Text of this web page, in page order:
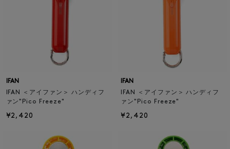
IFAN
IFAN ＜アイファン＞ ハンディフ
ァン"Pico Freeze"
¥2,420
IFAN
IFAN ＜アイファン＞ ハンディフ
ァン"Pico Freeze"
¥2,420